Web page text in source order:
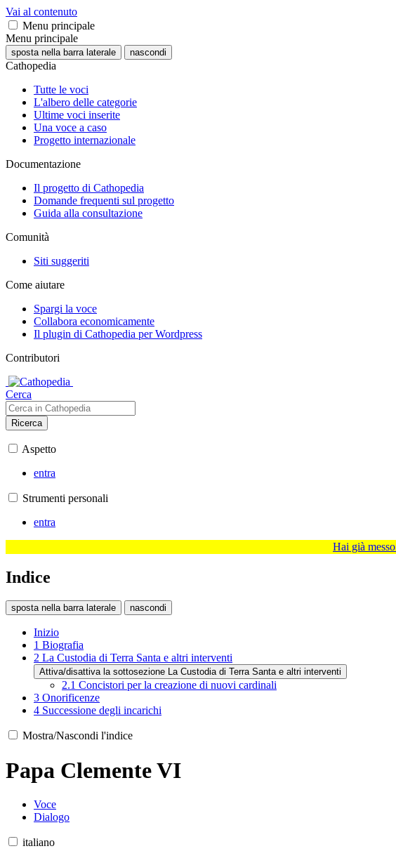
Vai al contenuto
Menu principale
Menu principale
sposta nella barra laterale nascondi
Cathopedia
Tutte le voci
L'albero delle categorie
Ultime voci inserite
Una voce a caso
Progetto internazionale
Documentazione
Il progetto di Cathopedia
Domande frequenti sul progetto
Guida alla consultazione
Comunità
Siti suggeriti
Come aiutare
Spargi la voce
Collabora economicamente
Il plugin di Cathopedia per Wordpress
Contributori
Cerca
Ricerca
Aspetto
entra
Strumenti personali
entra
Hai già messo
Indice
sposta nella barra laterale nascondi
Inizio
1 Biografia
2 La Custodia di Terra Santa e altri interventi
Attiva/disattiva la sottosezione La Custodia di Terra Santa e altri interventi
2.1 Concistori per la creazione di nuovi cardinali
3 Onorificenze
4 Successione degli incarichi
Mostra/Nascondi l'indice
Papa Clemente VI
Voce
Dialogo
italiano